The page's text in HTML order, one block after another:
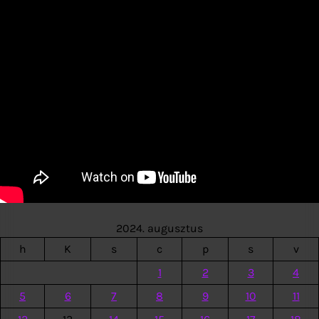
2024. augusztus
h
K s c p s
v
1
2 3
4
5
6 7 8 9 10
11